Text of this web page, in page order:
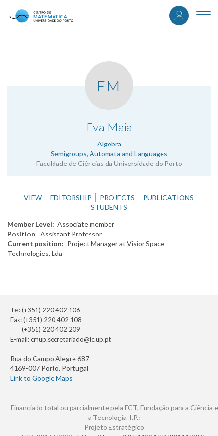
content
User
EM
Eva Maia
Algebra
Semigroups, Automata and Languages
Faculdade de Ciências da Universidade do Porto
.
VIEW EDITORSHIP PROJECTS
PUBLICATIONS
STUDENTS
Member Level
Associate member
Position
Assistant Professor
Current position
Project Manager at VisionSpace
Technologies, Lda
Tel: (+351) 220 402 106
Fax: (+351) 220 402 108
(+351) 220 402 209
E-mail:cmup.secretariado@fc.up.pt
Rua do Campo Alegre 687
4169-007 Porto, Portugal
Link to Google Maps
Financiado total ou parcialmente pela FCT, Fundação para a Ciência e
a Tecnologia, I.P.:
Projeto Estratégico